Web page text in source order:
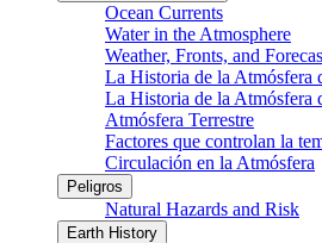
Ocean Currents
Water in the Atmosphere
Weather, Fronts, and
La Historia de la Atmósfera
La Historia de la Atmósfera
Atmósfera Terrestre
Factores que controlan la
Circulación en la Atmósfera
Peligros
Natural Hazards and Risk
Earth History